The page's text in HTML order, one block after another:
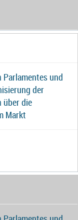
und
der
über die
Markt